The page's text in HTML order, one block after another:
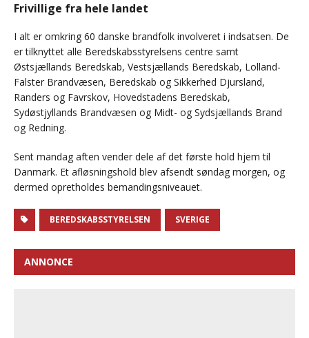
Frivillige fra hele landet
I alt er omkring 60 danske brandfolk involveret i indsatsen. De
er tilknyttet alle Beredskabsstyrelsens centre samt
Østsjællands Beredskab, Vestsjællands Beredskab, Lolland-
Falster Brandvæsen, Beredskab og Sikkerhed Djursland,
Randers og Favrskov, Hovedstadens Beredskab,
Sydøstjyllands Brandvæsen og Midt- og Sydsjællands Brand
og Redning.
Sent mandag aften vender dele af det første hold hjem til
Danmark. Et afløsningshold blev afsendt søndag morgen, og
dermed opretholdes bemandingsniveauet.
BEREDSKABSSTYRELSEN SVERIGE
ANNONCE